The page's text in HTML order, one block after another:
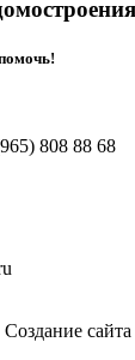
808 88 68
Создание сайта